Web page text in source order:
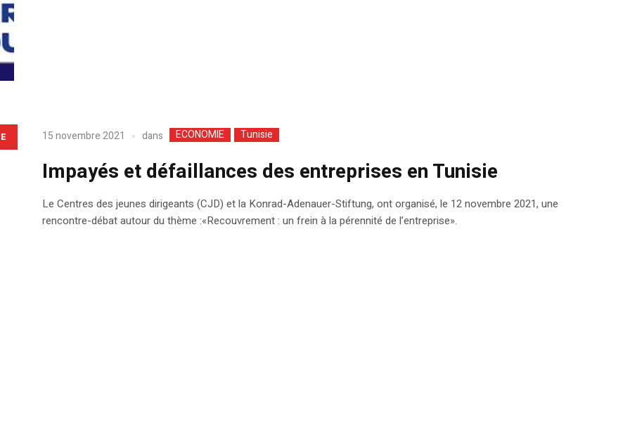
15 novembre 2021 dans ECONOMIE Tunisie
Impayés et défaillances des entreprises en Tunisie
Le Centres des jeunes dirigeants (CJD) et la Konrad-Adenauer-Stiftung, ont organisé, le 12 novembre 2021, une
rencontre-débat autour du thème :«Recouvrement : un frein à la pérennité de l’entreprise».